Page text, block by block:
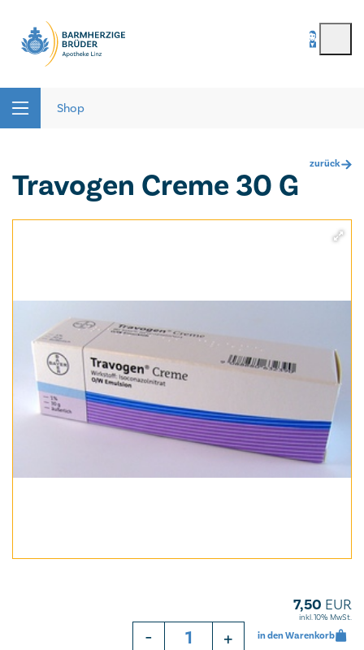
Passwort vergessen
registrieren
Shop
zurück
Travogen Creme 30 G
7,50 EUR
inkl. 10% MwSt.
- + in den Warenkorb